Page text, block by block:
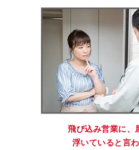
飛び込み営業に、
浮いていると言